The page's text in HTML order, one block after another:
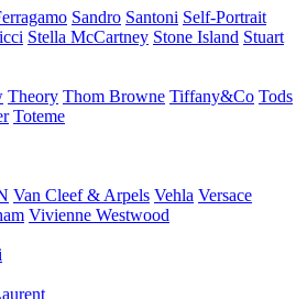
Sandro Santoni Self-Portrait
Stella McCartney Stone Island Stuart
Theory Thom Browne Tiffany&Co Tods
Toteme
Van Cleef & Arpels Vehla Versace
Vivienne Westwood